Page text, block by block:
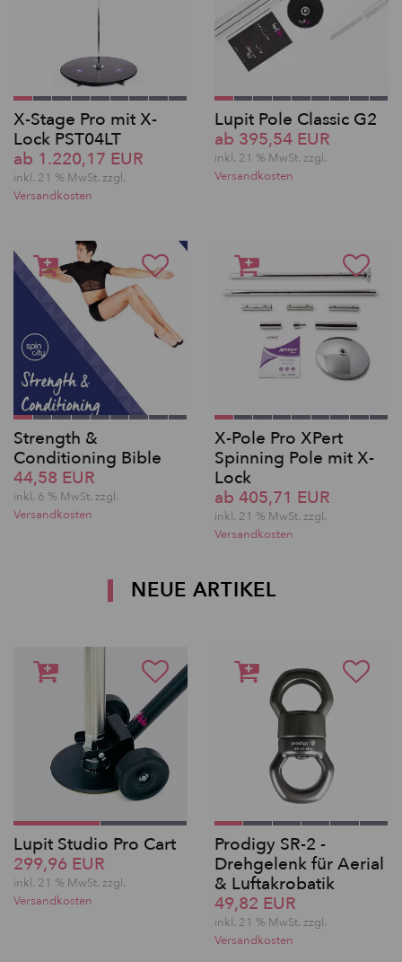
X-Stage Pro mit X-
Lock PST04LT
ab 1.220,17 EUR
inkl. 21 % MwSt. zzgl.
Versandkosten
Lupit Pole Classic G2
ab 395,54 EUR
inkl. 21 % MwSt. zzgl.
Versandkosten
Strength &
Conditioning Bible
44,58 EUR
inkl. 6 % MwSt. zzgl.
Versandkosten
X-Pole Pro XPert
Spinning Pole mit X-
Lock
ab 405,71 EUR
inkl. 21 % MwSt. zzgl.
Versandkosten
NEUE ARTIKEL
Lupit Studio Pro Cart
299,96 EUR
inkl. 21 % MwSt. zzgl.
Versandkosten
Prodigy SR-2 -
Drehgelenk für Aerial
& Luftakrobatik
49,82 EUR
inkl. 21 % MwSt. zzgl.
Versandkosten